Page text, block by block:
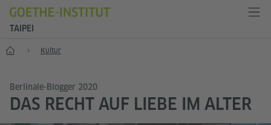
TAIPEI
Start Kultur
Berlinale-Blogger 2020
DAS RECHT AUF LIEBE IM ALTER